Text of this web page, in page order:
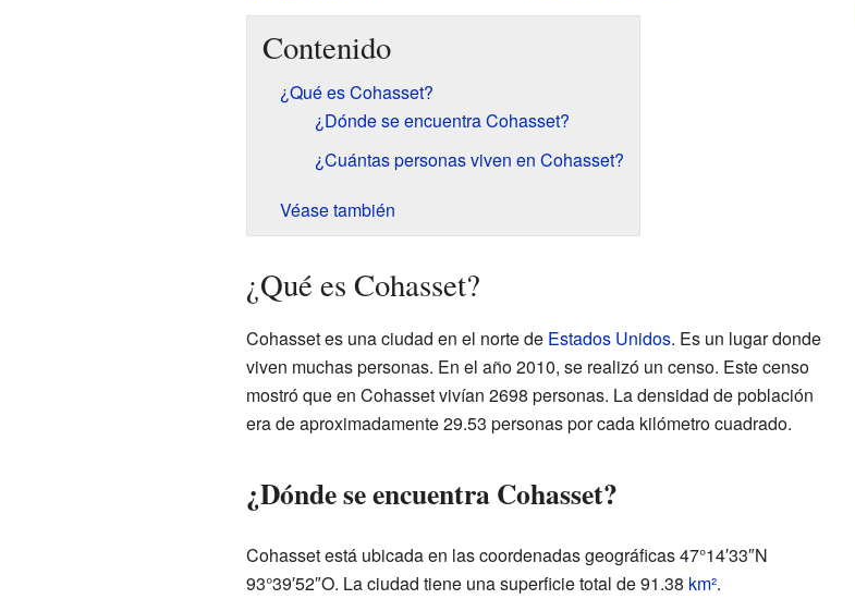
Contenido
¿Qué es Cohasset?
¿Dónde se encuentra Cohasset?
¿Cuántas personas viven en Cohasset?
Véase también
¿Qué es Cohasset?
Cohasset es una ciudad en el norte de Estados Unidos. Es un lugar donde
viven muchas personas. En el año 2010, se realizó un censo. Este censo
mostró que en Cohasset vivían 2698 personas. La densidad de población
era de aproximadamente 29.53 personas por cada kilómetro cuadrado.
¿Dónde se encuentra Cohasset?
Cohasset está ubicada en las coordenadas geográficas47°14′33″N
93°39′52″O. La ciudad tiene una superficie total de 91.38 km².